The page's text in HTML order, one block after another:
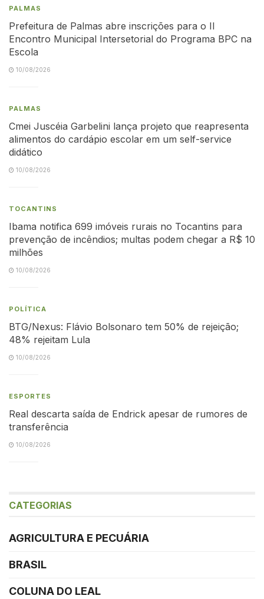
PALMAS
Prefeitura de Palmas abre inscrições para o II
Encontro Municipal Intersetorial do Programa BPC na
Escola
10/08/2026
PALMAS
Cmei Juscéia Garbelini lança projeto que reapresenta
alimentos do cardápio escolar em um self-service
didático
10/08/2026
TOCANTINS
Ibama notifica 699 imóveis rurais no Tocantins para
prevenção de incêndios; multas podem chegar a R$ 10
milhões
10/08/2026
POLÍTICA
BTG/Nexus: Flávio Bolsonaro tem 50% de rejeição;
48% rejeitam Lula
10/08/2026
ESPORTES
Real descarta saída de Endrick apesar de rumores de
transferência
10/08/2026
CATEGORIAS
AGRICULTURA E PECUÁRIA
BRASIL
COLUNA DO LEAL